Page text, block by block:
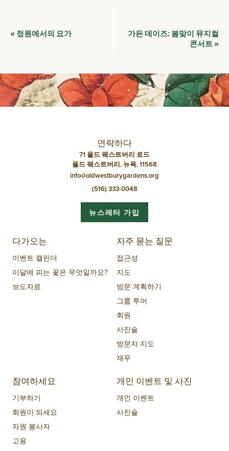
이
네
비
게
« 정원에서의 요가
가든 데이즈: 봄맞이 뮤지컬
콘서트 »
연락하다
71 올드 웨스트버리 로드
올드 웨스트버리, 뉴욕, 11568
info@oldwestburygardens.org
(516) 333-0048
뉴스레터 가입
다가오는
이벤트 캘린더
이달에 피는 꽃은 무엇일까요?
보도자료
자주 묻는 질문
접근성
지도
방문 계획하기
그룹 투어
회원
사진술
방문자 지도
재무
참여하세요
기부하기
회원이 되세요
자원 봉사자
고용
개인 이벤트 및 사진
개인 이벤트
사진술